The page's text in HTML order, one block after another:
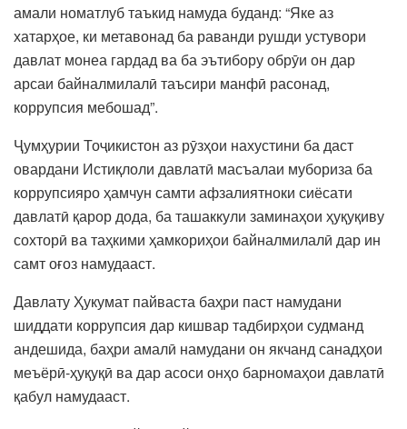
амали номатлуб таъкид намуда буданд: “Яке аз
хатарҳое, ки метавонад ба раванди рушди устувори
давлат монеа гардад ва ба эътибору обрӯи он дар
арсаи байналмилалӣ таъсири манфӣ расонад,
коррупсия мебошад”.
Ҷумҳурии Тоҷикистон аз рӯзҳои нахустини ба даст
овардани Истиқлоли давлатӣ масъалаи мубориза ба
коррупсияро ҳамчун самти афзалиятноки сиёсати
давлатӣ қарор дода, ба ташаккули заминаҳои ҳуқуқиву
сохторӣ ва таҳкими ҳамкориҳои байналмилалӣ дар ин
самт оғоз намудааст.
Давлату Ҳукумат пайваста баҳри паст намудани
шиддати коррупсия дар кишвар тадбирҳои судманд
андешида, баҳри амалӣ намудани он якчанд санадҳои
меъёрӣ-ҳуқуқӣ ва дар асоси онҳо барномаҳои давлатӣ
қабул намудааст.